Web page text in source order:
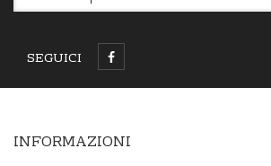
SEGUICI
INFORMAZIONI